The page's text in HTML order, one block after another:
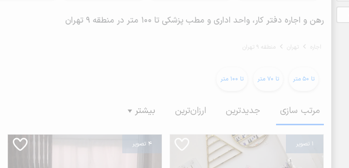
رهن و اجاره دفتر کار، واحد اداری و مطب پزشکی تا 100 متر در منطقه 9 تهران
اجاره تهران منطقه 9 تهران
تا 50 متر تا 70 متر تا 100 متر
مرتب سازی جدیدترین ارزان‌ترین بیشتر
1 تصویر 4 تصویر